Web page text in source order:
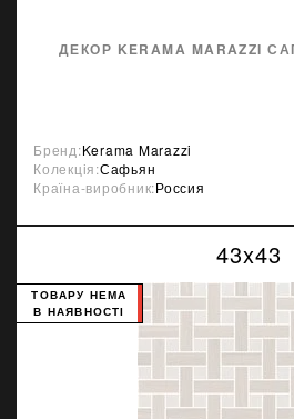
ДЕКОР KERAMA MARAZZI
Бренд:Kerama Marazzi
Колекція:Сафьян
Країна-виробник:Россия
43x43
ТОВАРУ НЕМА
В НАЯВНОСТІ